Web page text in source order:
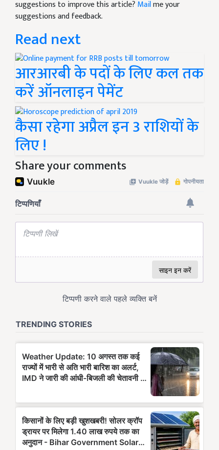
suggestions to improve this article? Mailme your
suggestions and feedback.
Read next
आरआरबी के पदों के लिए कल तक
करें ऑनलाइन पेमेंट
कैसा रहेगा अप्रैल इन 3 राशियों के
लिए !
Share your comments